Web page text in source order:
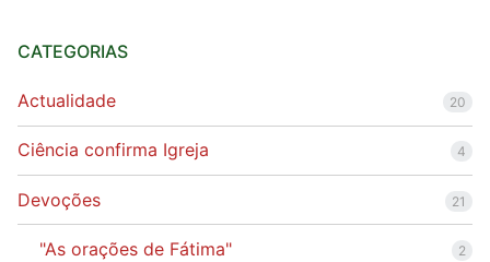
CATEGORIAS
Actualidade 20
Ciência confirma Igreja 4
Devoções 21
"As orações de Fátima" 2